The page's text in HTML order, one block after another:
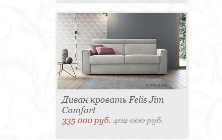
Диван кровать Felis Jim
Comfort
335 000 руб.402 000 руб.